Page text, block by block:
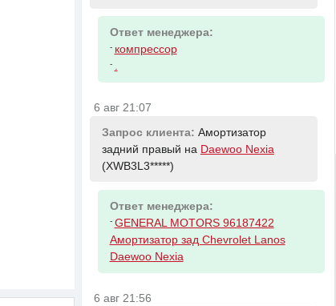
Ответ менеджера:
- компрессор
- .
6 авг 21:07
Запрос клиента: Амортизатор
задний правый на Daewoo Nexia
(XWB3L3*****)
Ответ менеджера:
- GENERAL MOTORS 96187422
Амортизатор зад Chevrolet Lanos
Daewoo Nexia
6 авг 21:56